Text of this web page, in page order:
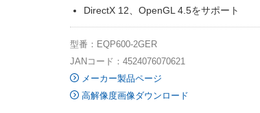
DirectX 12、OpenGL 4.5をサポート
型番：EQP600-2GER
JANコード：4524076070621
メーカー製品ページ
高解像度画像ダウンロード